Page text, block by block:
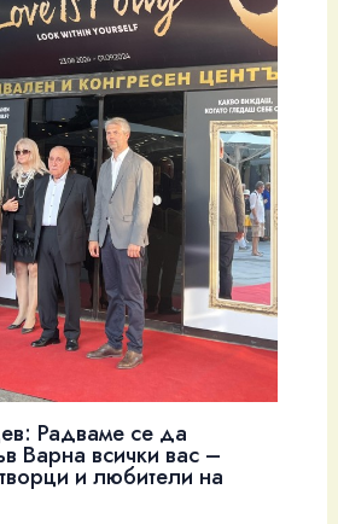
Радваме се да
Варна всички вас –
и любители на